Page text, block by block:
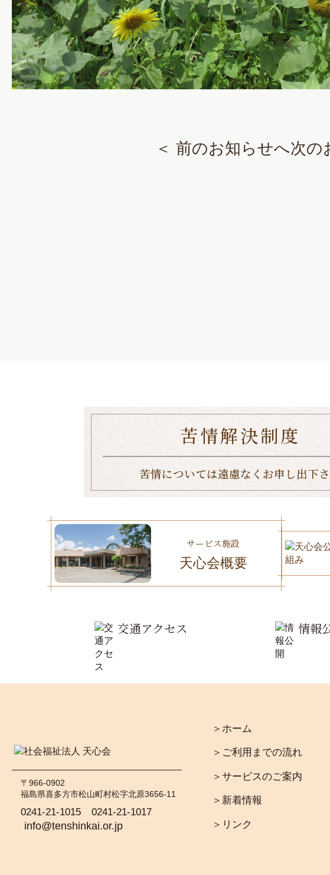
＜ 前のお知らせへ次の
苦情解決制度
苦情については遠慮なくお申し出下
サービス施設
天心会概要
交通アクセス 情報
〒966-0902
福島県喜多方市松山町村松字北原3656-11
0241-21-1015 0241-21-1017
info@tenshinkai.or.jp
＞ホーム
＞ご利用までの流れ
＞サービスのご案内
＞新着情報
＞リンク